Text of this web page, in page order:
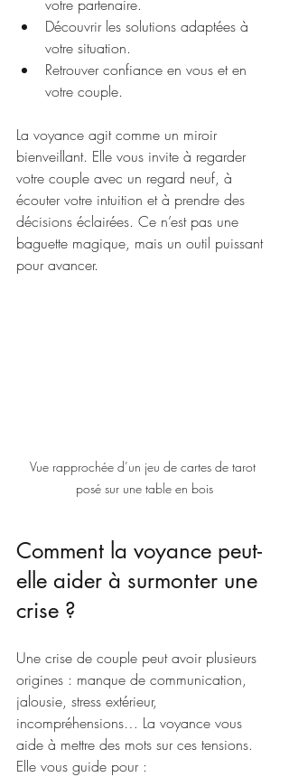
votre partenaire.
Découvrir les solutions adaptées à
votre situation.
Retrouver confiance en vous et en
votre couple.
La voyance agit comme un miroir
bienveillant. Elle vous invite à regarder
votre couple avec un regard neuf, à
écouter votre intuition et à prendre des
décisions éclairées. Ce n’est pas une
baguette magique, mais un outil puissant
pour avancer.
Vue rapprochée d’un jeu de cartes de tarot
posé sur une table en bois
Comment la voyance peut-
elle aider à surmonter une
crise ?
Une crise de couple peut avoir plusieurs
origines : manque de communication,
jalousie, stress extérieur,
incompréhensions… La voyance vous
aide à mettre des mots sur ces tensions.
Elle vous guide pour :